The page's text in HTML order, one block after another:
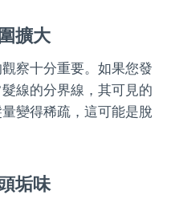
擴大
察十分重要。如果您發
線的分界線，其可見的
變得稀疏，這可能是脫
垢味